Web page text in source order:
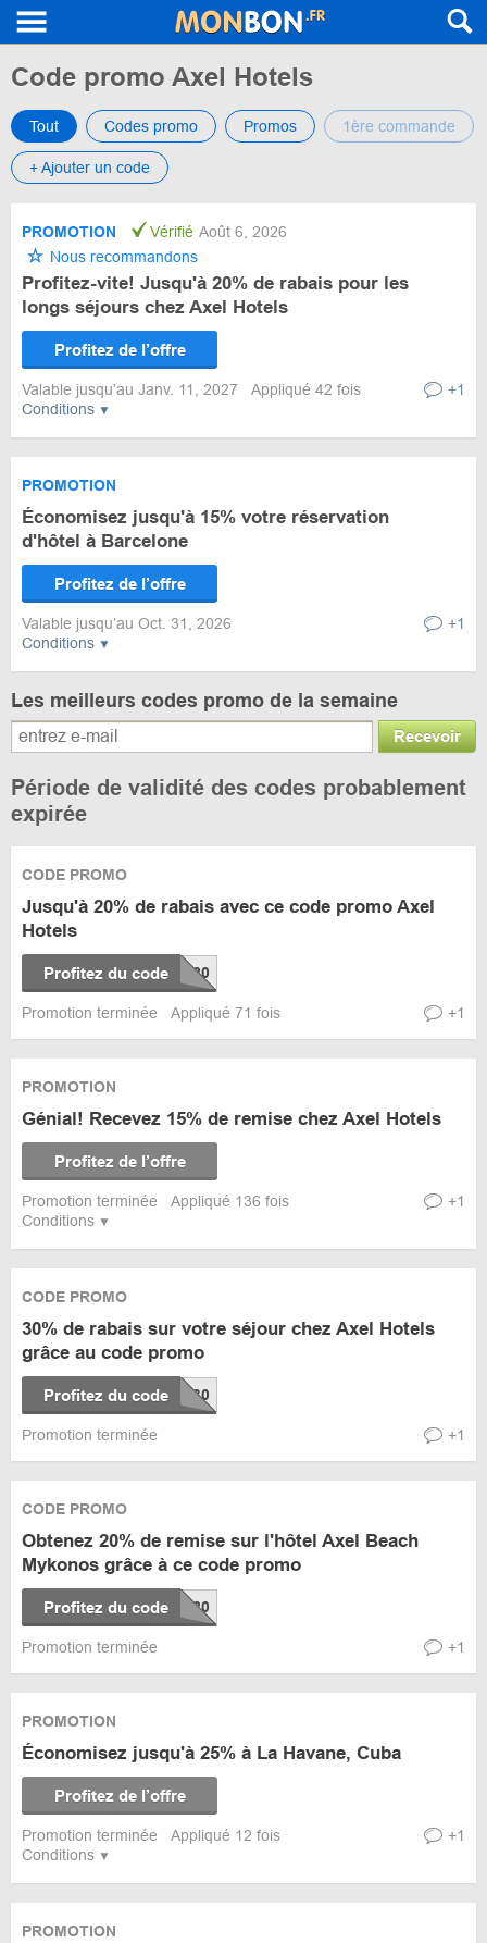
Code promo Axel Hotels
Tout Codes promo Promos 1ère commande
+ Ajouter un code
Conditions
PROMOTION Vérifié Août 6, 2026
Nous recommandons
Profitez-vite! Jusqu'à 20% de rabais pour les
longs séjours chez Axel Hotels
Profitez de l’offre
Valable jusqu’au Janv. 11, 2027 Appliqué 42 fois +1
Conditions
PROMOTION
Économisez jusqu'à 15% votre réservation
d'hôtel à Barcelone
Profitez de l’offre
Valable jusqu’au Oct. 31, 2026 +1
Les meilleurs codes promo de la semaine
Recevoir
Période de validité des codes probablement
expirée
CODE PROMO
Jusqu'à 20% de rabais avec ce code promo Axel
Hotels
Profitez du code
Promotion terminée Appliqué 71 fois +1
Conditions
PROMOTION
Génial! Recevez 15% de remise chez Axel Hotels
Profitez de l’offre
Promotion terminée Appliqué 136 fois +1
CODE PROMO
30% de rabais sur votre séjour chez Axel Hotels
grâce au code promo
Profitez du code
Promotion terminée +1
CODE PROMO
Obtenez 20% de remise sur l'hôtel Axel Beach
Mykonos grâce à ce code promo
Profitez du code
Promotion terminée +1
Conditions
PROMOTION
Économisez jusqu'à 25% à La Havane, Cuba
Profitez de l’offre
Promotion terminée Appliqué 12 fois +1
PROMOTION